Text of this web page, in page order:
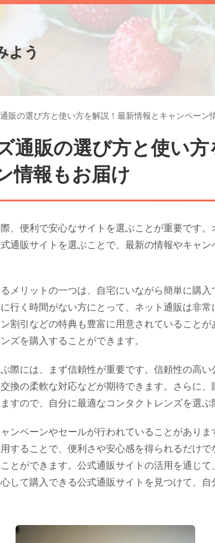
よう
販の選び方と使い方を解説！最新情報とキャンペーン
通販の選び方と使い
情報もお届け
、便利で安心なサイトを選ぶことが重要です
通販サイトを選ぶことで、最新の情報やキャ
メリットの一つは、自宅にいながら簡単に購
行く時間がない方にとって、ネット通販は非
割引などの特典も豊富に用意されていること
ズを購入することができます。
際には、まず信頼性が重要です。信頼性の高
換の柔軟な対応などが期待できます。さらに
すので、自分に最適なコンタクトレンズを選ぶ
ンペーンやセールが行われていることがありま
することで、便利さや安心感を得られるだけ
とができます。公式通販サイトの活用を通じ
して購入できる公式通販サイトを見つけて、